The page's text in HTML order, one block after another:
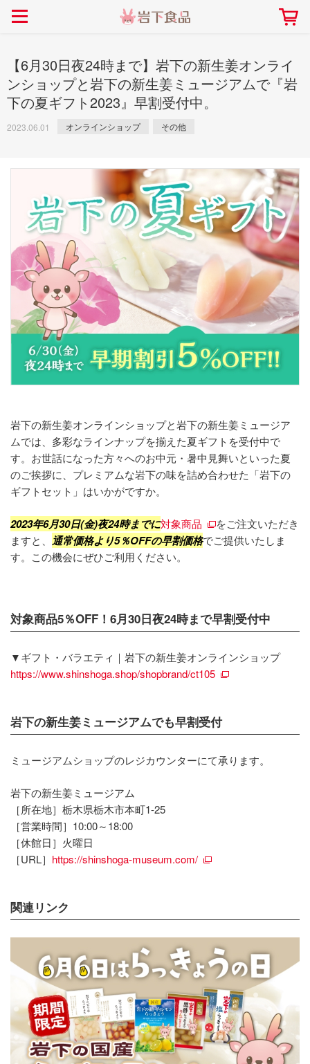
採用情報 本社所在地
> 新商品
> イベント
> コラボ
> イワシカちゃん
> オンラインショップ
> メディア掲載
> その他
【7月1日～8月30日】夏イベン
ジアム
2026.07.01
> 生姜
> らっきょう
> オリーブ
> らっきょうレシピ
> オリーブレシピ
> その他のレシピ
社長おすすめ！岩下の新生姜と
岩下の新生姜について 岩下のらっきょうにつ
岩下の新生姜万年筆インク 書く描くコンテ
スト
岩下の新生姜Sing＆
～ニュージンジャーイ
【6月30日夜24時まで】岩下の新生姜オンライ
ンショップと岩下の新生姜ミュージアムで『岩
下の夏ギフト2023』早割受付中。
2023.06.01 オンラインショップ その他
岩下の新生姜オンラインショップと岩下の新生姜ミュージア
ムでは、多彩なラインナップを揃えた夏ギフトを受付中で
す。お世話になった方々へのお中元・暑中見舞いといった夏
のご挨拶に、プレミアムな岩下の味を詰め合わせた「岩下の
ギフトセット」はいかがですか。
2023年6月30日(金)夜24時までに対象商品
をご注文いただき
ますと、 通常価格より5％OFFの早割価格でご提供いたしま
す。この機会にぜひご利用ください。
対象商品5％OFF！6月30日夜24時まで早割受付中
▼ギフト・バラエティ｜岩下の新生姜オンラインショップ
https://www.shinshoga.shop/shopbrand/ct105
岩下の新生姜ミュージアムでも早割受付
ミュージアムショップのレジカウンターにて承ります。
岩下の新生姜ミュージアム
［所在地］栃木県栃木市本町1-25
［営業時間］10:00～18:00
［休館日］火曜日
［URL］ https://shinshoga-museum.com/
関連リンク